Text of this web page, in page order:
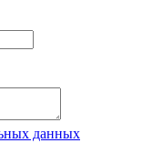
данных